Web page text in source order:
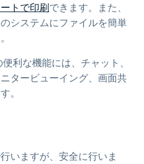
トで印刷できます。また、
システムにファイルを簡単
利な機能には、チャット、
タービューイング、画面共
。
いますが、安全に行いま